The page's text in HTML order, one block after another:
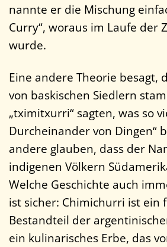
nannte er die Mischung
Curry“, woraus im Laufe der
wurde.
Eine andere Theorie besagt,
von baskischen Siedlern
„tximitxurri“ sagten, was so
Durcheinander von Dingen“
andere glauben, dass der
indigenen Völkern
Welche Geschichte auch
ist sicher: Chimichurri ist ein
Bestandteil der
ein kulinarisches Erbe, das